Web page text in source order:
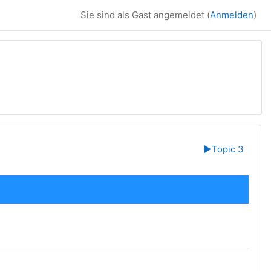
Sie sind als Gast angemeldet (Anmelden)
▶︎Topic 3